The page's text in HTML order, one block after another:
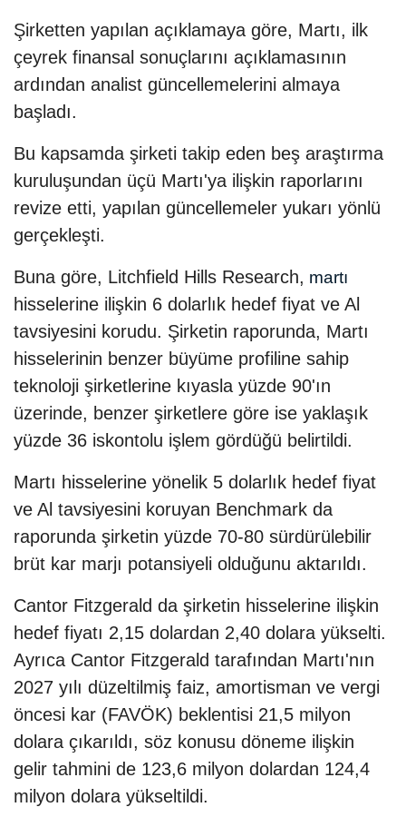
Şirketten yapılan açıklamaya göre, Martı, ilk
çeyrek finansal sonuçlarını açıklamasının
ardından analist güncellemelerini almaya
başladı.
Bu kapsamda şirketi takip eden beş araştırma
kuruluşundan üçü Martı'ya ilişkin raporlarını
revize etti, yapılan güncellemeler yukarı yönlü
gerçekleşti.
Buna göre, Litchfield Hills Research, martı
hisselerine ilişkin 6 dolarlık hedef fiyat ve Al
tavsiyesini korudu. Şirketin raporunda, Martı
hisselerinin benzer büyüme profiline sahip
teknoloji şirketlerine kıyasla yüzde 90'ın
üzerinde, benzer şirketlere göre ise yaklaşık
yüzde 36 iskontolu işlem gördüğü belirtildi.
Martı hisselerine yönelik 5 dolarlık hedef fiyat
ve Al tavsiyesini koruyan Benchmark da
raporunda şirketin yüzde 70-80 sürdürülebilir
brüt kar marjı potansiyeli olduğunu aktarıldı.
Cantor Fitzgerald da şirketin hisselerine ilişkin
hedef fiyatı 2,15 dolardan 2,40 dolara yükselti.
Ayrıca Cantor Fitzgerald tarafından Martı'nın
2027 yılı düzeltilmiş faiz, amortisman ve vergi
öncesi kar (FAVÖK) beklentisi 21,5 milyon
dolara çıkarıldı, söz konusu döneme ilişkin
gelir tahmini de 123,6 milyon dolardan 124,4
milyon dolara yükseltildi.